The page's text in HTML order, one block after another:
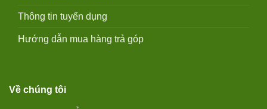
Thông tin tuyển dụng
Hướng dẫn mua hàng trả góp
Về chúng tôi